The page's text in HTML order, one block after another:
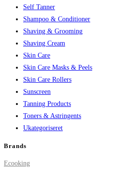
Self Tanner
Shampoo & Conditioner
Shaving & Grooming
Shaving Cream
Skin Care
Skin Care Masks & Peels
Skin Care Rollers
Sunscreen
Tanning Products
Toners & Astringents
Ukategoriseret
Brands
Ecooking